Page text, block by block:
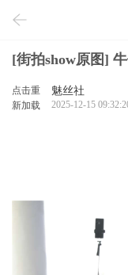
[街拍show原图]
点击重
新加载
魅丝社
2025-12-15